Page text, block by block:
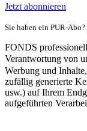
Jetzt abonnieren
Sie haben ein PUR-Abo?
FONDS
Verantwortung von
Werbung und
zufällig generierte
usw.) auf Ihrem
aufgeführten